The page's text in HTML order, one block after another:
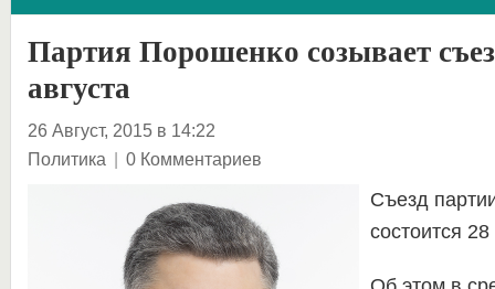
Партия Порошенко созывает
августа
26 Август, 2015 в 14:22
Политика | 0 Комментариев
Съезд
состоится 28